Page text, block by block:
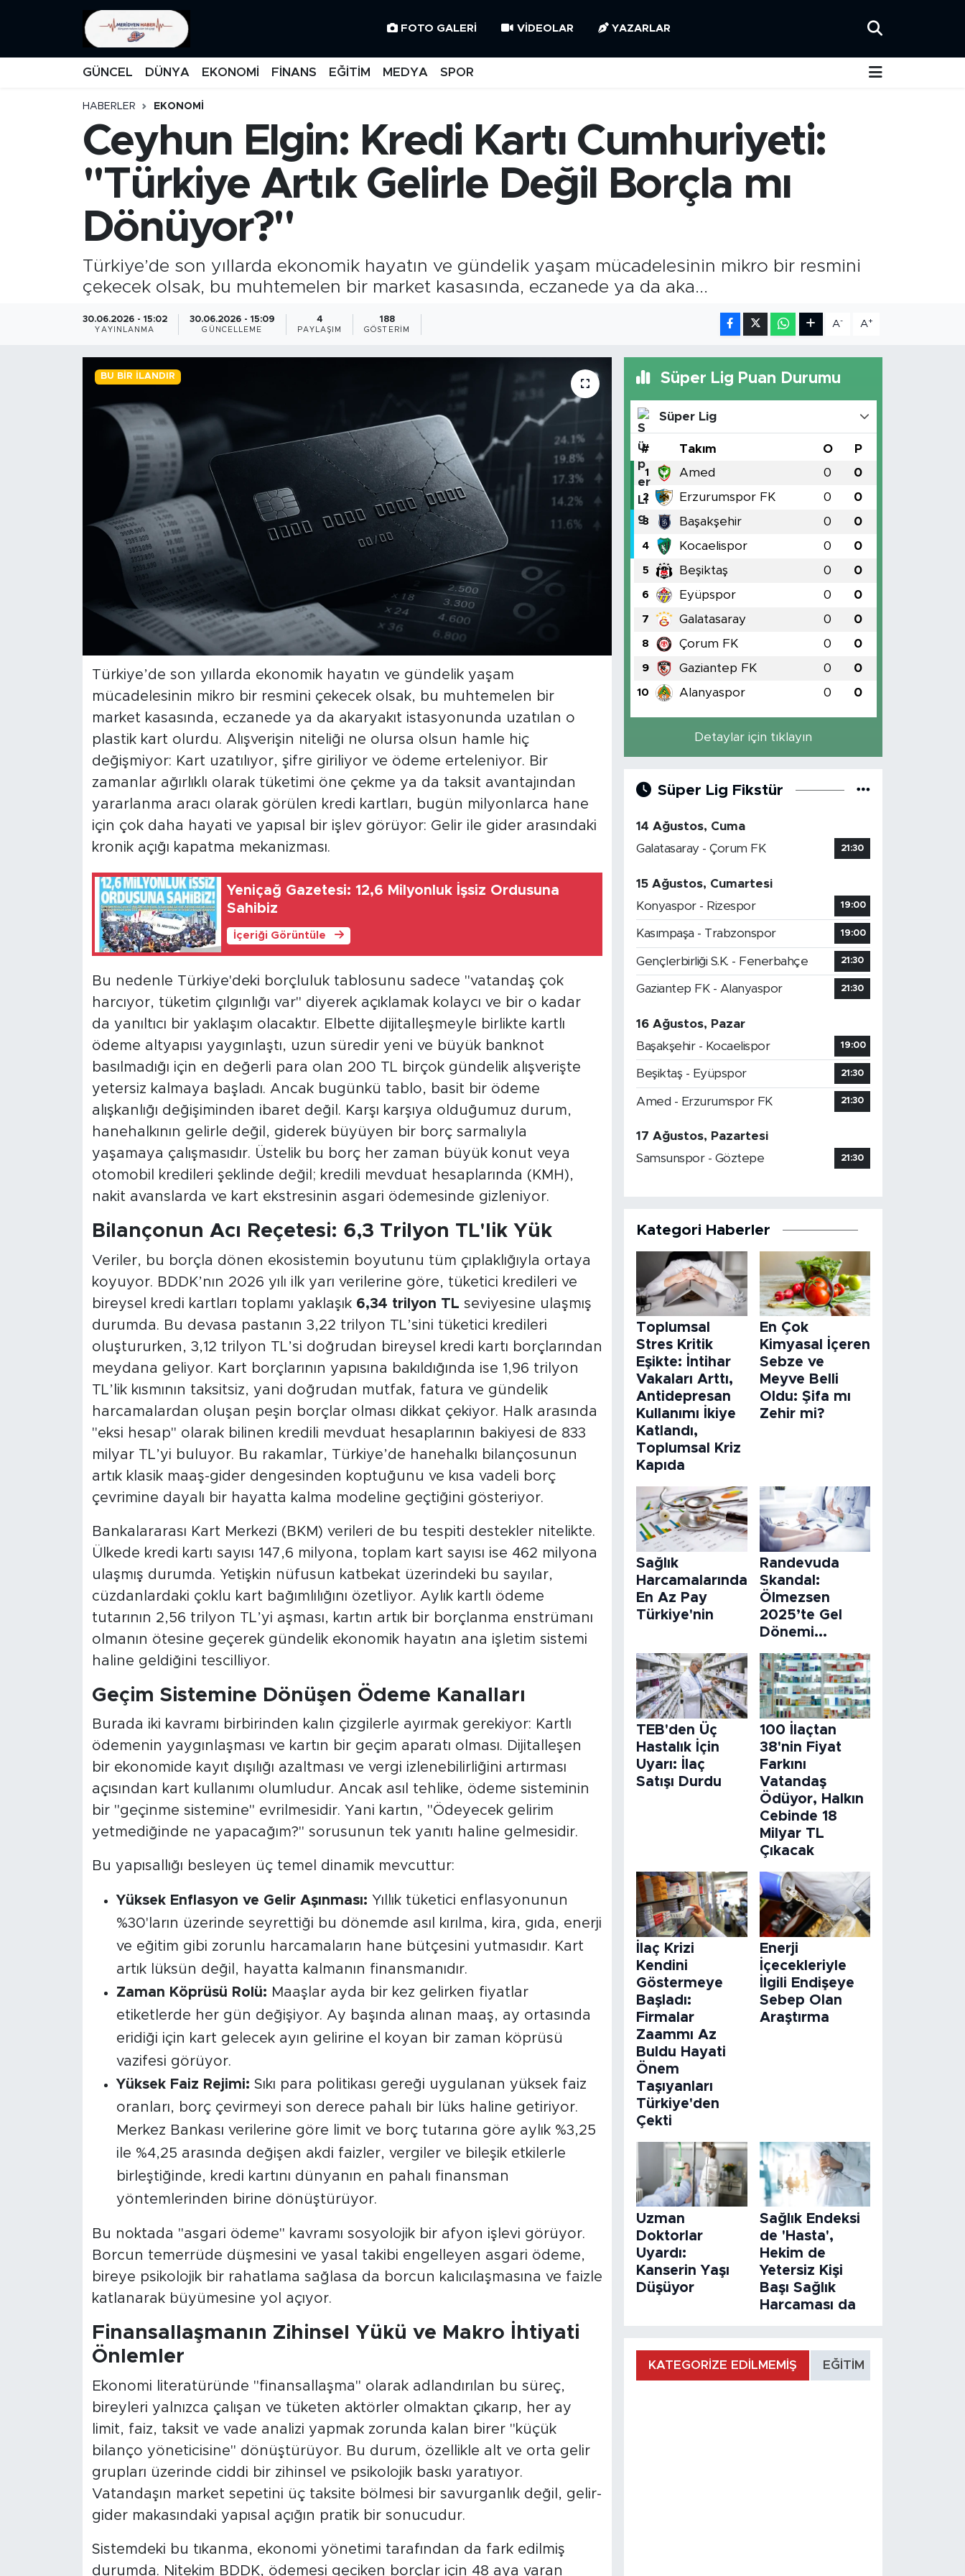
FOTO GALERI VIDEOLAR YAZARLAR
GÜNCEL DÜNYA EKONOMİ FİNANS EĞİTİM MEDYA SPOR
HABERLER EKONOMİ
Ceyhun Elgin: Kredi Kartı Cumhuriyeti:
''Türkiye Artık Gelirle Değil Borçla mı
Dönüyor?''
Türkiye’de son yıllarda ekonomik hayatın ve gündelik yaşam mücadelesinin mikro bir resmini
çekecek olsak, bu muhtemelen bir market kasasında, eczanede ya da aka...
30.06.2026 - 15:02
YAYINLANMA
30.06.2026 - 15:09
GÜNCELLEME
4
PAYLAŞIM
188
GÖSTERIM
A- A+
BU BIR İLANDIR
Türkiye’de son yıllarda ekonomik hayatın ve gündelik yaşam
mücadelesinin mikro bir resmini çekecek olsak, bu muhtemelen bir
market kasasında, eczanede ya da akaryakıt istasyonunda uzatılan o
plastik kart olurdu. Alışverişin niteliği ne olursa olsun hamle hiç
değişmiyor: Kart uzatılıyor, şifre giriliyor ve ödeme erteleniyor. Bir
zamanlar ağırlıklı olarak tüketimi öne çekme ya da taksit avantajından
yararlanma aracı olarak görülen kredi kartları, bugün milyonlarca hane
için çok daha hayati ve yapısal bir işlev görüyor: Gelir ile gider arasındaki
kronik açığı kapatma mekanizması.
Yeniçağ Gazetesi: 12,6 Milyonluk İşsiz Ordusuna
Sahibiz
İçeriği Görüntüle
Bu nedenle Türkiye'deki borçluluk tablosunu sadece "vatandaş çok
harcıyor, tüketim çılgınlığı var" diyerek açıklamak kolaycı ve bir o kadar
da yanıltıcı bir yaklaşım olacaktır. Elbette dijitalleşmeyle birlikte kartlı
ödeme altyapısı yaygınlaştı, uzun süredir yeni ve büyük banknot
basılmadığı için en değerli para olan 200 TL birçok gündelik alışverişte
yetersiz kalmaya başladı. Ancak bugünkü tablo, basit bir ödeme
alışkanlığı değişiminden ibaret değil. Karşı karşıya olduğumuz durum,
hanehalkının gelirle değil, giderek büyüyen bir borç sarmalıyla
yaşamaya çalışmasıdır. Üstelik bu borç her zaman büyük konut veya
otomobil kredileri şeklinde değil; kredili mevduat hesaplarında (KMH),
nakit avanslarda ve kart ekstresinin asgari ödemesinde gizleniyor.
Bilançonun Acı Reçetesi: 6,3 Trilyon TL'lik Yük
Veriler, bu borçla dönen ekosistemin boyutunu tüm çıplaklığıyla ortaya
koyuyor. BDDK’nın 2026 yılı ilk yarı verilerine göre, tüketici kredileri ve
bireysel kredi kartları toplamı yaklaşık 6,34 trilyon TL seviyesine ulaşmış
durumda. Bu devasa pastanın 3,22 trilyon TL’sini tüketici kredileri
oluştururken, 3,12 trilyon TL’si doğrudan bireysel kredi kartı borçlarından
meydana geliyor. Kart borçlarının yapısına bakıldığında ise 1,96 trilyon
TL’lik kısmının taksitsiz, yani doğrudan mutfak, fatura ve gündelik
harcamalardan oluşan peşin borçlar olması dikkat çekiyor. Halk arasında
"eksi hesap" olarak bilinen kredili mevduat hesaplarının bakiyesi de 833
milyar TL’yi buluyor. Bu rakamlar, Türkiye’de hanehalkı bilançosunun
artık klasik maaş-gider dengesinden koptuğunu ve kısa vadeli borç
çevrimine dayalı bir hayatta kalma modeline geçtiğini gösteriyor.
Bankalararası Kart Merkezi (BKM) verileri de bu tespiti destekler nitelikte.
Ülkede kredi kartı sayısı 147,6 milyona, toplam kart sayısı ise 462 milyona
ulaşmış durumda. Yetişkin nüfusun katbekat üzerindeki bu sayılar,
cüzdanlardaki çoklu kart bağımlılığını özetliyor. Aylık kartlı ödeme
tutarının 2,56 trilyon TL’yi aşması, kartın artık bir borçlanma enstrümanı
olmanın ötesine geçerek gündelik ekonomik hayatın ana işletim sistemi
haline geldiğini tescilliyor.
Geçim Sistemine Dönüşen Ödeme Kanalları
Burada iki kavramı birbirinden kalın çizgilerle ayırmak gerekiyor: Kartlı
ödemenin yaygınlaşması ve kartın bir geçim aparatı olması. Dijitalleşen
bir ekonomide kayıt dışılığı azaltması ve vergi izlenebilirliğini artırması
açısından kart kullanımı olumludur. Ancak asıl tehlike, ödeme sisteminin
bir "geçinme sistemine" evrilmesidir. Yani kartın, "Ödeyecek gelirim
yetmediğinde ne yapacağım?" sorusunun tek yanıtı haline gelmesidir.
Bu yapısallığı besleyen üç temel dinamik mevcuttur:
Yüksek Enflasyon ve Gelir Aşınması: Yıllık tüketici enflasyonunun
%30'ların üzerinde seyrettiği bu dönemde asıl kırılma, kira, gıda, enerji
ve eğitim gibi zorunlu harcamaların hane bütçesini yutmasıdır. Kart
artık lüksün değil, hayatta kalmanın finansmanıdır.
Zaman Köprüsü Rolü: Maaşlar ayda bir kez gelirken fiyatlar
etiketlerde her gün değişiyor. Ay başında alınan maaş, ay ortasında
eridiği için kart gelecek ayın gelirine el koyan bir zaman köprüsü
vazifesi görüyor.
Yüksek Faiz Rejimi: Sıkı para politikası gereği uygulanan yüksek faiz
oranları, borç çevirmeyi son derece pahalı bir lüks haline getiriyor.
Merkez Bankası verilerine göre limit ve borç tutarına göre aylık %3,25
ile %4,25 arasında değişen akdi faizler, vergiler ve bileşik etkilerle
birleştiğinde, kredi kartını dünyanın en pahalı finansman
yöntemlerinden birine dönüştürüyor.
Bu noktada "asgari ödeme" kavramı sosyolojik bir afyon işlevi görüyor.
Borcun temerrüde düşmesini ve yasal takibi engelleyen asgari ödeme,
bireye psikolojik bir rahatlama sağlasa da borcun kalıcılaşmasına ve faizle
katlanarak büyümesine yol açıyor.
Finansallaşmanın Zihinsel Yükü ve Makro İhtiyati
Önlemler
Ekonomi literatüründe "finansallaşma" olarak adlandırılan bu süreç,
bireyleri yalnızca çalışan ve tüketen aktörler olmaktan çıkarıp, her ay
limit, faiz, taksit ve vade analizi yapmak zorunda kalan birer "küçük
bilanço yöneticisine" dönüştürüyor. Bu durum, özellikle alt ve orta gelir
grupları üzerinde ciddi bir zihinsel ve psikolojik baskı yaratıyor.
Vatandaşın market sepetini üç taksite bölmesi bir savurganlık değil, gelir-
gider makasındaki yapısal açığın pratik bir sonucudur.
Sistemdeki bu tıkanma, ekonomi yönetimi tarafından da fark edilmiş
durumda. Nitekim BDDK, ödemesi geciken borçlar için 48 aya varan
Süper Lig Puan Durumu
Süper Lig
# Takım O P
1 Amed 0 0
2 Erzurumspor FK 0 0
3 Başakşehir 0 0
4 Kocaelispor 0 0
5 Beşiktaş 0 0
6 Eyüpspor 0 0
7 Galatasaray 0 0
8 Çorum FK 0 0
9 Gaziantep FK 0 0
10 Alanyaspor 0 0
Detaylar için tıklayın
Süper Lig Fikstür
14 Ağustos, Cuma
Galatasaray - Çorum FK
21:30
15 Ağustos, Cumartesi
Konyaspor - Rizespor
19:00
Kasımpaşa - Trabzonspor 19:00
Gençlerbirliği S.K. - Fenerbahçe 21:30
Gaziantep FK - Alanyaspor 21:30
16 Ağustos, Pazar
Başakşehir - Kocaelispor
19:00
Beşiktaş - Eyüpspor 21:30
Amed - Erzurumspor FK 21:30
17 Ağustos, Pazartesi
Samsunspor - Göztepe
21:30
Kategori Haberler
Toplumsal
Stres Kritik
Eşikte: İntihar
Vakaları Arttı,
Antidepresan
Kullanımı İkiye
Katlandı,
Toplumsal Kriz
Kapıda
En Çok
Kimyasal İçeren
Sebze ve
Meyve Belli
Oldu: Şifa mı
Zehir mi?
Sağlık
Harcamalarında
En Az Pay
Türkiye'nin
Randevuda
Skandal:
Ölmezsen
2025’te Gel
Dönemi...
TEB'den Üç
Hastalık İçin
Uyarı: İlaç
Satışı Durdu
100 İlaçtan
38'nin Fiyat
Farkını
Vatandaş
Ödüyor, Halkın
Cebinde 18
Milyar TL
Çıkacak
İlaç Krizi
Kendini
Göstermeye
Başladı:
Firmalar
Zaammı Az
Buldu Hayati
Önem
Taşıyanları
Türkiye'den
Çekti
Enerji
İçecekleriyle
İlgili Endişeye
Sebep Olan
Araştırma
Uzman
Doktorlar
Uyardı:
Kanserin Yaşı
Düşüyor
Sağlık Endeksi
de 'Hasta',
Hekim de
Yetersiz Kişi
Başı Sağlık
Harcaması da
KATEGORİZE EDİLMEMİŞ EĞİTİM
MANŞET
GÜNCEL
RÖPÖRTAJ
YAZARLAR
KÜLTÜR SANAT
TARİHTEN GÜNÜMÜZE
FOTO GALERİ
VİDEOLAR
ALINTI YAZARLAR
SOSYAL MEDYA
İstanbul Namaz Vakitleri
Süper Lig Puan Durumu ve Fikstür
Tüm Manşetler
Son Dakika Haberleri